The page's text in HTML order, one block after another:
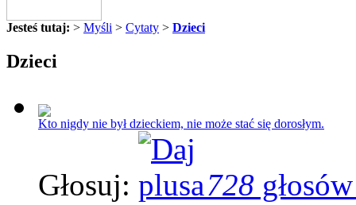
Jesteś tutaj: > Myśli > Cytaty > Dzieci
Dzieci
Kto nigdy nie był dzieckiem, nie może stać się dorosłym.
Głosuj: 728